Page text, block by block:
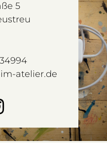
5
atelier.de